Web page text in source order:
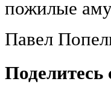
пожилые
Павел
Поделитесь